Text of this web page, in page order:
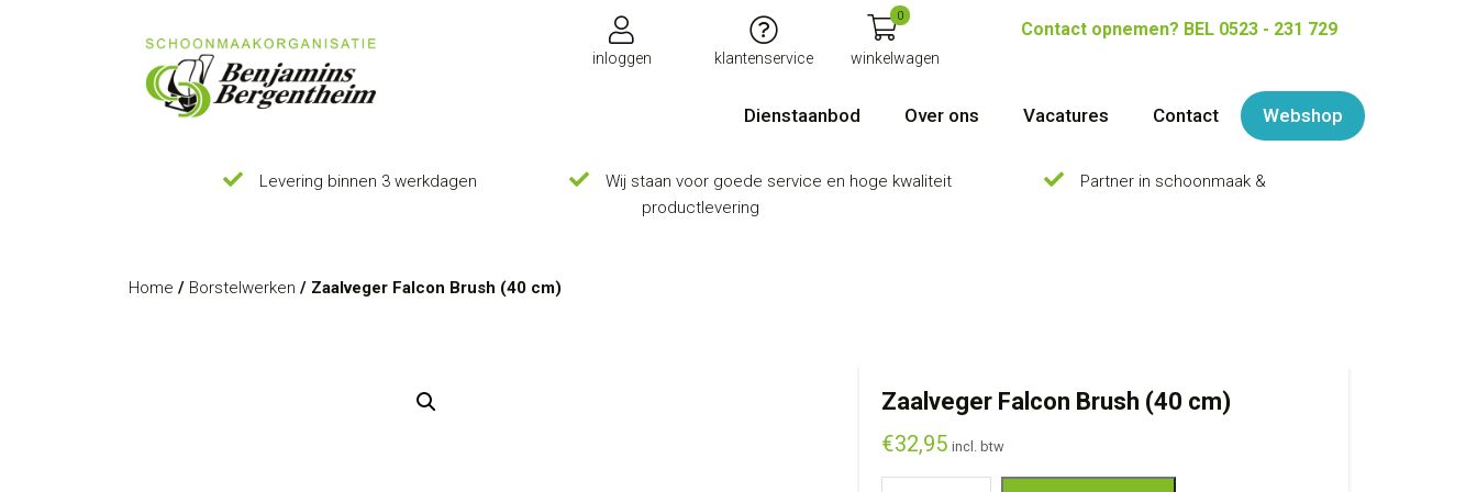
inloggen klantenservice
0
winkelwagen
Contact opnemen? BEL 0523 - 231 729
Dienstaanbod Over ons Vacatures Contact Webshop
Levering binnen 3 werkdagen Wij staan voor goede service en hoge kwaliteit
Partner in schoonmaak &
productlevering
Home / Borstelwerken / Zaalveger Falcon Brush (40 cm)
Zaalveger Falcon Brush (40 cm)
€32,95 incl. btw